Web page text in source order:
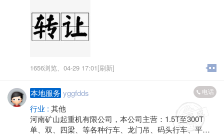
1656浏览、 04-29 17:01[刷新]
本地服务 yggfdds 电话
行业 : 其他
河南矿山起重机有限公司，本公司主营：1.5T至300T
单、双、四梁、等各种行车、龙门吊、码头行车、平台